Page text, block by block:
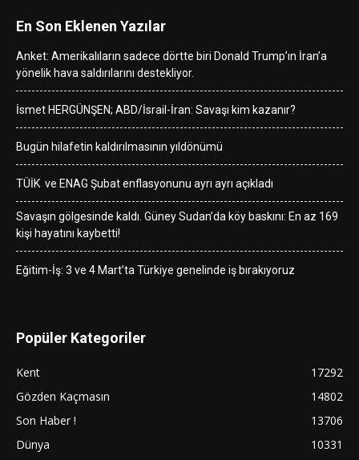
En Son Eklenen Yazılar
Anket: Amerikalıların sadece dörtte biri Donald Trump’ın İran’a
yönelik hava saldırılarını destekliyor.
İsmet HERGÜNŞEN; ABD/İsrail-İran: Savaşı kim kazanır?
Bugün hilafetin kaldırılmasının yıldönümü
TÜİK ve ENAG Şubat enflasyonunu ayrı ayrı açıkladı
Savaşın gölgesinde kaldı. Güney Sudan’da köy baskını: En az 169
kişi hayatını kaybetti!
Eğitim-İş: 3 ve 4 Mart’ta Türkiye genelinde iş bırakıyoruz
Popüler Kategoriler
Kent
17292
Gözden Kaçmasın
14802
Son Haber !
13706
Dünya
10331